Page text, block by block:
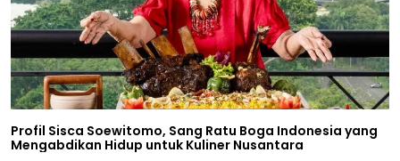
Profil Sisca Soewitomo, Sang Ratu Boga Indonesia yang
Mengabdikan Hidup untuk Kuliner Nusantara